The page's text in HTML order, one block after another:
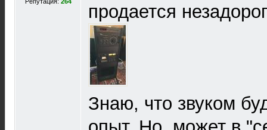
продается
Знаю, что звуком